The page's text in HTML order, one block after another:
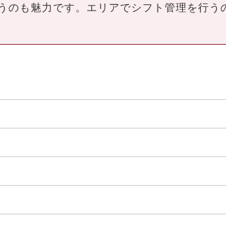
のも魅力です。エリアでシフト管理を行う